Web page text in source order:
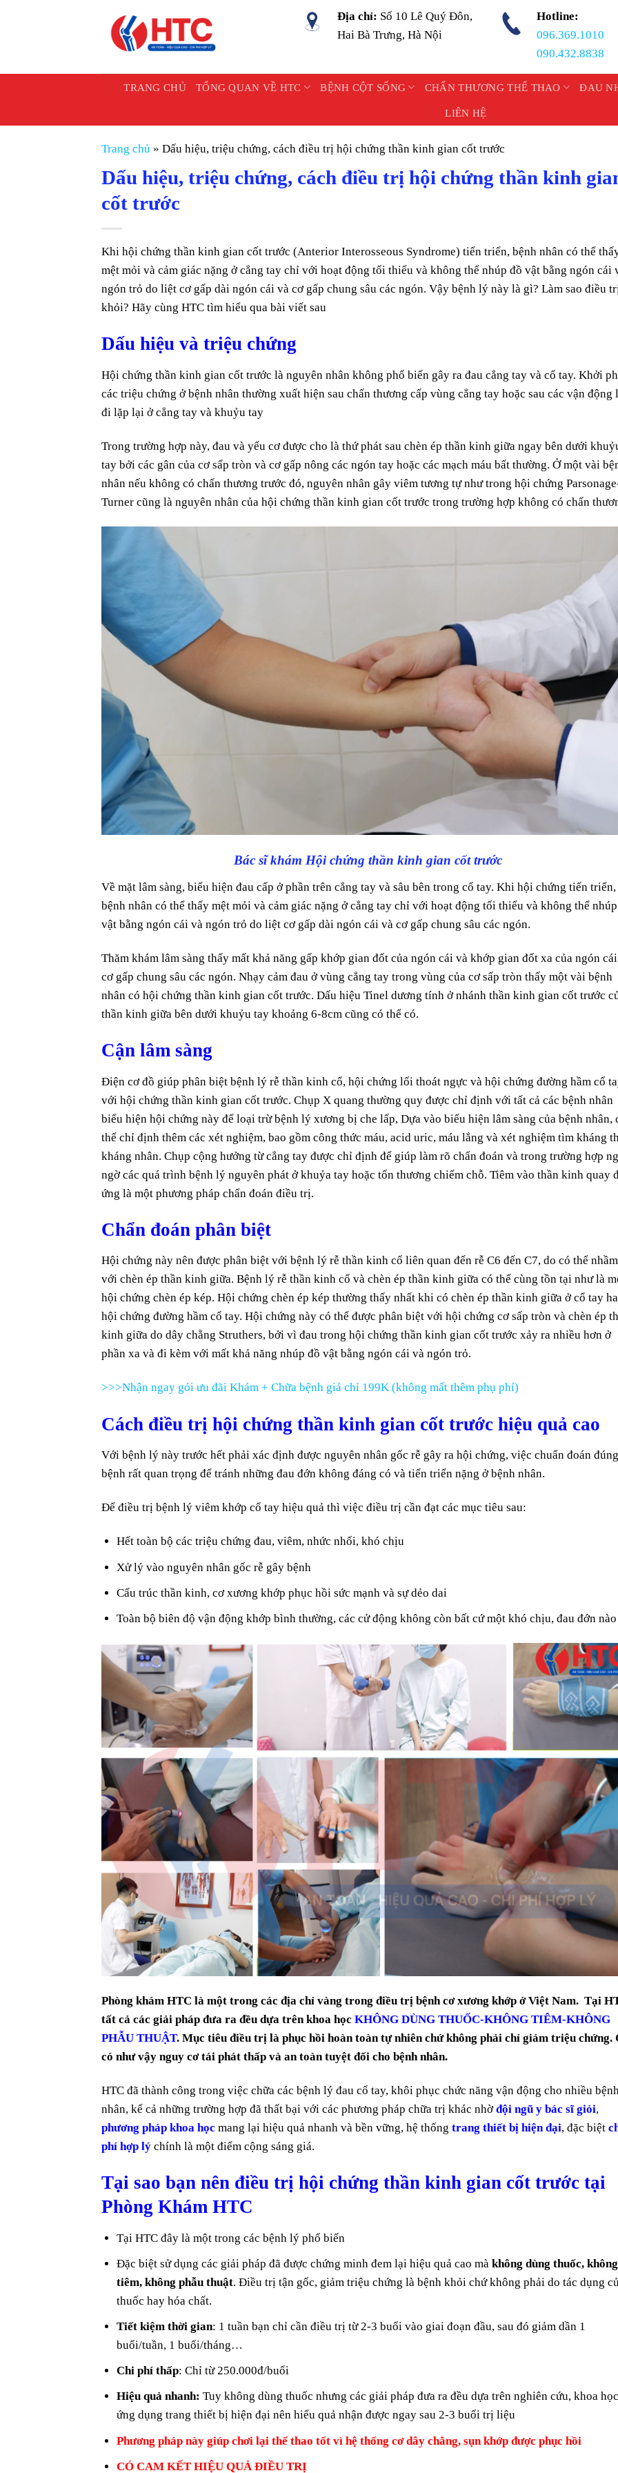
Địa chỉ: Số 10 Lê Quý Đôn,
Hai Bà Trưng, Hà Nội
Hotline:
096.369.1010
090.432.8838
TRANG CHỦ TỔNG QUAN VỀ HTC BỆNH CỘT SỐNG CHẤN THƯƠNG THỂ THAO ĐAU
LIÊN HỆ
Trang chủ » Dấu hiệu, triệu chứng, cách điều trị hội chứng thần kinh gian cốt trước
Dấu hiệu, triệu chứng, cách điều trị hội chứng thần kinh
cốt trước
Khi hội chứng thần kinh gian cốt trước (Anterior Interosseous Syndrome) tiến triển, bệnh nhân có thể
mệt mỏi và cảm giác nặng ở cẳng tay chỉ với hoạt động tối thiểu và không thể nhúp đồ vật bằng ngón cái
ngón trỏ do liệt cơ gấp dài ngón cái và cơ gấp chung sâu các ngón. Vậy bệnh lý này là gì? Làm sao điều
khỏi? Hãy cùng HTC tìm hiểu qua bài viết sau
Dấu hiệu và triệu chứng
Hội chứng thần kinh gian cốt trước là nguyên nhân không phổ biến gây ra đau cẳng tay và cổ tay. Khởi
các triệu chứng ở bệnh nhân thường xuất hiện sau chấn thương cấp vùng cẳng tay hoặc sau các vận động
đi lặp lại ở cẳng tay và khuỷu tay
Trong trường hợp này, đau và yếu cơ được cho là thứ phát sau chèn ép thần kinh giữa ngay bên dưới
tay bởi các gân của cơ sấp tròn và cơ gấp nông các ngón tay hoặc các mạch máu bất thường. Ở một vài
nhân nếu không có chấn thương trước đó, nguyên nhân gây viêm tương tự như trong hội chứng
Turner cũng là nguyên nhân của hội chứng thần kinh gian cốt trước trong trường hợp không có chấn
Bác sĩ khám Hội chứng thần kinh gian cốt trước
Về mặt lâm sàng, biểu hiện đau cấp ở phần trên cẳng tay và sâu bên trong cổ tay. Khi hội chứng tiến triển,
bệnh nhân có thể thấy mệt mỏi và cảm giác nặng ở cẳng tay chỉ với hoạt động tối thiểu và không thể
vật bằng ngón cái và ngón trỏ do liệt cơ gấp dài ngón cái và cơ gấp chung sâu các ngón.
Thăm khám lâm sàng thấy mất khả năng gấp khớp gian đốt của ngón cái và khớp gian đốt xa của ngón
cơ gấp chung sâu các ngón. Nhạy cảm đau ở vùng cẳng tay trong vùng của cơ sấp tròn thấy một vài bệnh
nhân có hội chứng thần kinh gian cốt trước. Dấu hiệu Tinel dương tính ở nhánh thần kinh gian cốt trước
thần kinh giữa bên dưới khuỷu tay khoảng 6-8cm cũng có thể có.
Cận lâm sàng
Điện cơ đồ giúp phân biệt bệnh lý rễ thần kinh cổ, hội chứng lối thoát ngực và hội chứng đường hầm cổ
với hội chứng thần kinh gian cốt trước. Chụp X quang thường quy được chỉ định với tất cả các bệnh nhân
biểu hiện hội chứng này để loại trừ bệnh lý xương bị che lấp, Dựa vào biểu hiện lâm sàng của bệnh nhân,
thể chỉ định thêm các xét nghiệm, bao gồm công thức máu, acid uric, máu lắng và xét nghiệm tìm kháng
kháng nhân. Chụp cộng hưởng từ cẳng tay được chỉ định để giúp làm rõ chẩn đoán và trong trường hợp
ngờ các quá trình bệnh lý nguyên phát ở khuỷa tay hoặc tổn thương chiếm chỗ. Tiêm vào thần kinh quay
ứng là một phương pháp chẩn đoán điều trị.
Chẩn đoán phân biệt
Hội chứng này nên được phân biệt với bệnh lý rễ thần kinh cổ liên quan đến rễ C6 đến C7, do có thể nhầm
với chèn ép thần kinh giữa. Bệnh lý rễ thần kinh cổ và chèn ép thần kinh giữa có thể cùng tồn tại như là
hội chứng chèn ép kép. Hội chứng chèn ép kép thường thấy nhất khi có chèn ép thần kinh giữa ở cổ tay
hội chứng đường hầm cổ tay. Hội chứng này có thể được phân biệt với hội chứng cơ sấp tròn và chèn ép
kinh giữa do dây chằng Struthers, bởi vì đau trong hội chứng thần kinh gian cốt trước xảy ra nhiều hơn ở
phần xa và đi kèm với mất khả năng nhúp đồ vật bằng ngón cái và ngón trỏ.
>>>Nhận ngay gói ưu đãi Khám + Chữa bệnh giá chỉ 199K (không mất thêm phụ phí)
Cách điều trị hội chứng thần kinh gian cốt trước hiệu quả cao
Với bệnh lý này trước hết phải xác định được nguyên nhân gốc rễ gây ra hội chứng, việc chuẩn đoán đúng
bệnh rất quan trọng để tránh những đau đớn không đáng có và tiến triển nặng ở bệnh nhân.
Để điều trị bệnh lý viêm khớp cổ tay hiệu quả thì việc điều trị cần đạt các mục tiêu sau:
Hết toàn bộ các triệu chứng đau, viêm, nhức nhối, khó chịu
Xử lý vào nguyên nhân gốc rễ gây bệnh
Cấu trúc thần kinh, cơ xương khớp phục hồi sức mạnh và sự dẻo dai
Toàn bộ biên độ vận động khớp bình thường, các cử động không còn bất cứ một khó chịu, đau đớn nào
Phòng khám HTC là một trong các địa chỉ vàng trong điều trị bệnh cơ xương khớp ở Việt Nam. Tại
tất cả các giải pháp đưa ra đều dựa trên khoa học KHÔNG DÙNG THUỐC-KHÔNG TIÊM-KHÔNG
PHẪU THUẬT. Mục tiêu điều trị là phục hồi hoàn toàn tự nhiên chứ không phải chỉ giảm triệu chứng.
có như vậy nguy cơ tái phát thấp và an toàn tuyệt đối cho bệnh nhân.
HTC đã thành công trong việc chữa các bệnh lý đau cổ tay, khôi phục chức năng vận động cho nhiều
nhân, kể cả những trường hợp đã thất bại với các phương pháp chữa trị khác nhờđội ngũ y bác sĩ giỏi,
phương pháp khoa học mang lại hiệu quả nhanh và bền vững, hệ thống trang thiết bị hiện đại, đặc biệt
phí hợp lý chính là một điểm cộng sáng giá.
Tại sao bạn nên điều trị hội chứng thần kinh gian cốt trước tại
Phòng Khám HTC
Tại HTC đây là một trong các bệnh lý phổ biến
Đặc biệt sử dụng các giải pháp đã được chứng minh đem lại hiệu quả cao màkhông dùng thuốc, không
tiêm, không phẫu thuật. Điều trị tận gốc, giảm triệu chứng là bệnh khỏi chứ không phải do tác dụng
thuốc hay hóa chất.
Tiết kiệm thời gian: 1 tuần bạn chỉ cần điều trị từ 2-3 buổi vào giai đoạn đầu, sau đó giảm dần 1
buổi/tuần, 1 buổi/tháng…
Chi phí thấp: Chỉ từ 250.000đ/buổi
Hiệu quả nhanh: Tuy không dùng thuốc nhưng các giải pháp đưa ra đều dựa trên nghiên cứu, khoa
ứng dụng trang thiết bị hiện đại nên hiểu quả nhận được ngay sau 2-3 buổi trị liệu
Phương pháp này giúp chơi lại thể thao tốt vì hệ thống cơ dây chằng, sụn khớp được phục hồi
CÓ CAM KẾT HIỆU QUẢ ĐIỀU TRỊ